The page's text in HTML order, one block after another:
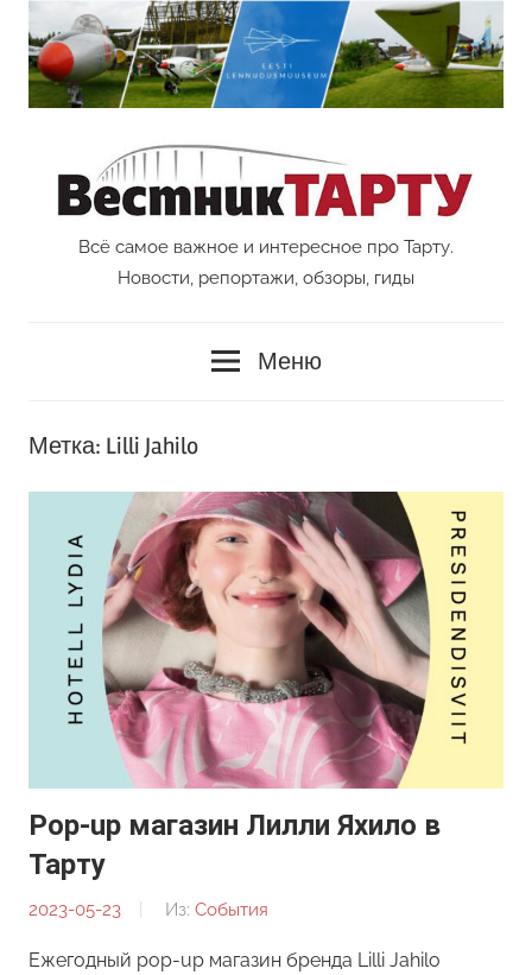
Перейти
содержимому
Vestnik
Всё самое важное и интересное про Тарту.
Новости, репортажи, обзоры, гиды
Меню
Метка: Lilli Jahilo
Pop-up магазин Лилли Яхило в
Тарту
2023-05-23
От:
Из: События
Ежегодный pop-up магазин бренда Lilli Jahilo